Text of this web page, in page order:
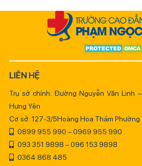
LIÊN HỆ
Trụ sở chính: Đường Nguyễn Văn Linh
Hưng Yên
Cơ sở: 127-3/5Hoàng Hoa Thám Phường
0899 955 990 – 0969 955 990
093 351 9898 – 096 153 9898
0364 868 485